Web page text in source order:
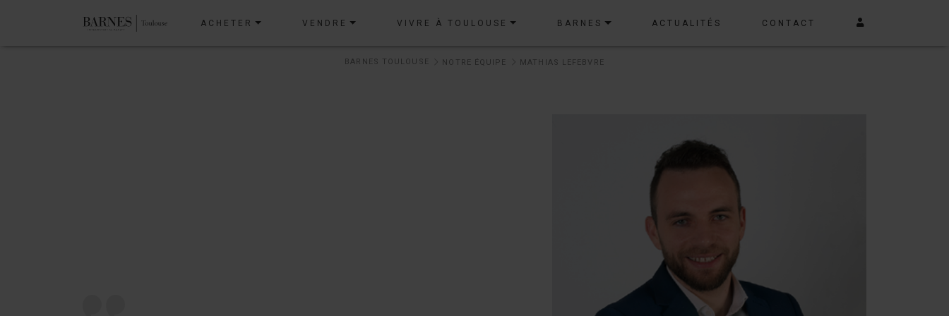
ACHETER VENDRE VIVRE À TOULOUSE BARNES ACTUALITÉS CONTACT
BARNES TOULOUSE NOTRE ÉQUIPE MATHIAS LEFEBVRE